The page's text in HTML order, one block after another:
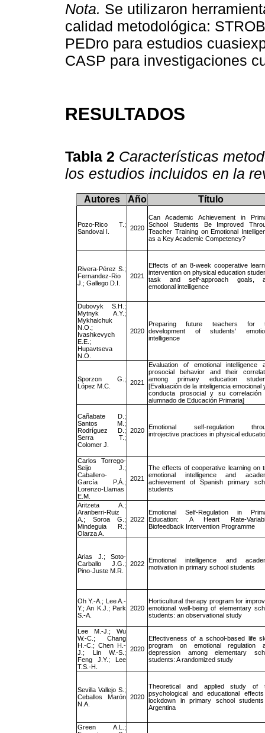
Nota. Se utilizaron
calidad metodológica:
PEDro para estudios
CASP para investigaciones
RESULTADOS
Tabla 2 Características
los estudios incluidos en la
Autores Año Título
Pozo-Rico T.;
Sandoval I.
2020
Can Academic Achievement in
School Students Be Improved
Teacher Training on Emotional
as a Key Academic Competency?
Rivera-Pérez S.;
Fernandez-Rio
J.; Gallego D.I.
2021
Effects of an 8-week cooperative
intervention on physical education
task and self-approach goals,
emotional intelligence
Dubovyk S.H.;
Mytnyk A.Y.;
Mykhalchuk
N.O.;
Ivashkevych
E.E.;
Hupavtseva
N.O.
2020
Preparing future teachers for
development of students'
intelligence
Sporzon G.;
López M.C.
2021
Evaluation of emotional intelligence
prosocial behavior and their
among primary education
[Evaluación de la inteligencia emocional
conducta prosocial y su correlación
alumnado de Educación Primaria]
Cañabate D.;
Santos M.;
Rodríguez D.;
Serra T.;
Colomer J.
2020 Emotional self-regulation
introjective practices in physical
Carlos Torrego-
Seijo J.;
Caballero-
García P.Á.;
Lorenzo-Llamas
E.M.
2021
The effects of cooperative learning on
emotional intelligence and
achievement of Spanish primary
students
Aritzeta A.;
Aranberri-Ruiz
A.; Soroa G.;
Mindeguia R.;
Olarza A.
2022
Emotional Self-Regulation in
Education: A Heart Rate-
Biofeedback Intervention Programme
Arias J.; Soto-
Carballo J.G.;
Pino-Juste M.R.
2022 Emotional intelligence and
motivation in primary school students
Oh Y.-A.; Lee A.-
Y.; An K.J.; Park
S.-A.
2020
Horticultural therapy program for
emotional well-being of elementary
students: an observational study
Lee M.-J.; Wu
W.-C.; Chang
H.-C.; Chen H.-
J.; Lin W.-S.;
Feng J.Y.; Lee
T.S.-H.
2020
Effectiveness of a school-based life
program on emotional regulation
depression among elementary
students: A randomized study
Sevilla Vallejo S.;
Ceballos Marón
N.A.
2020
Theoretical and applied study of
psychological and educational
lockdown in primary school
Argentina
Green A.L.;